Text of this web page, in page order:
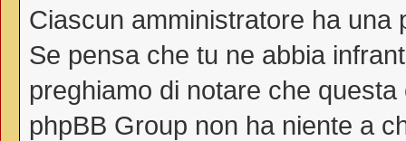
Ciascun amministratore ha una
Se pensa che tu ne abbia
preghiamo di notare che
phpBB Group non ha niente a